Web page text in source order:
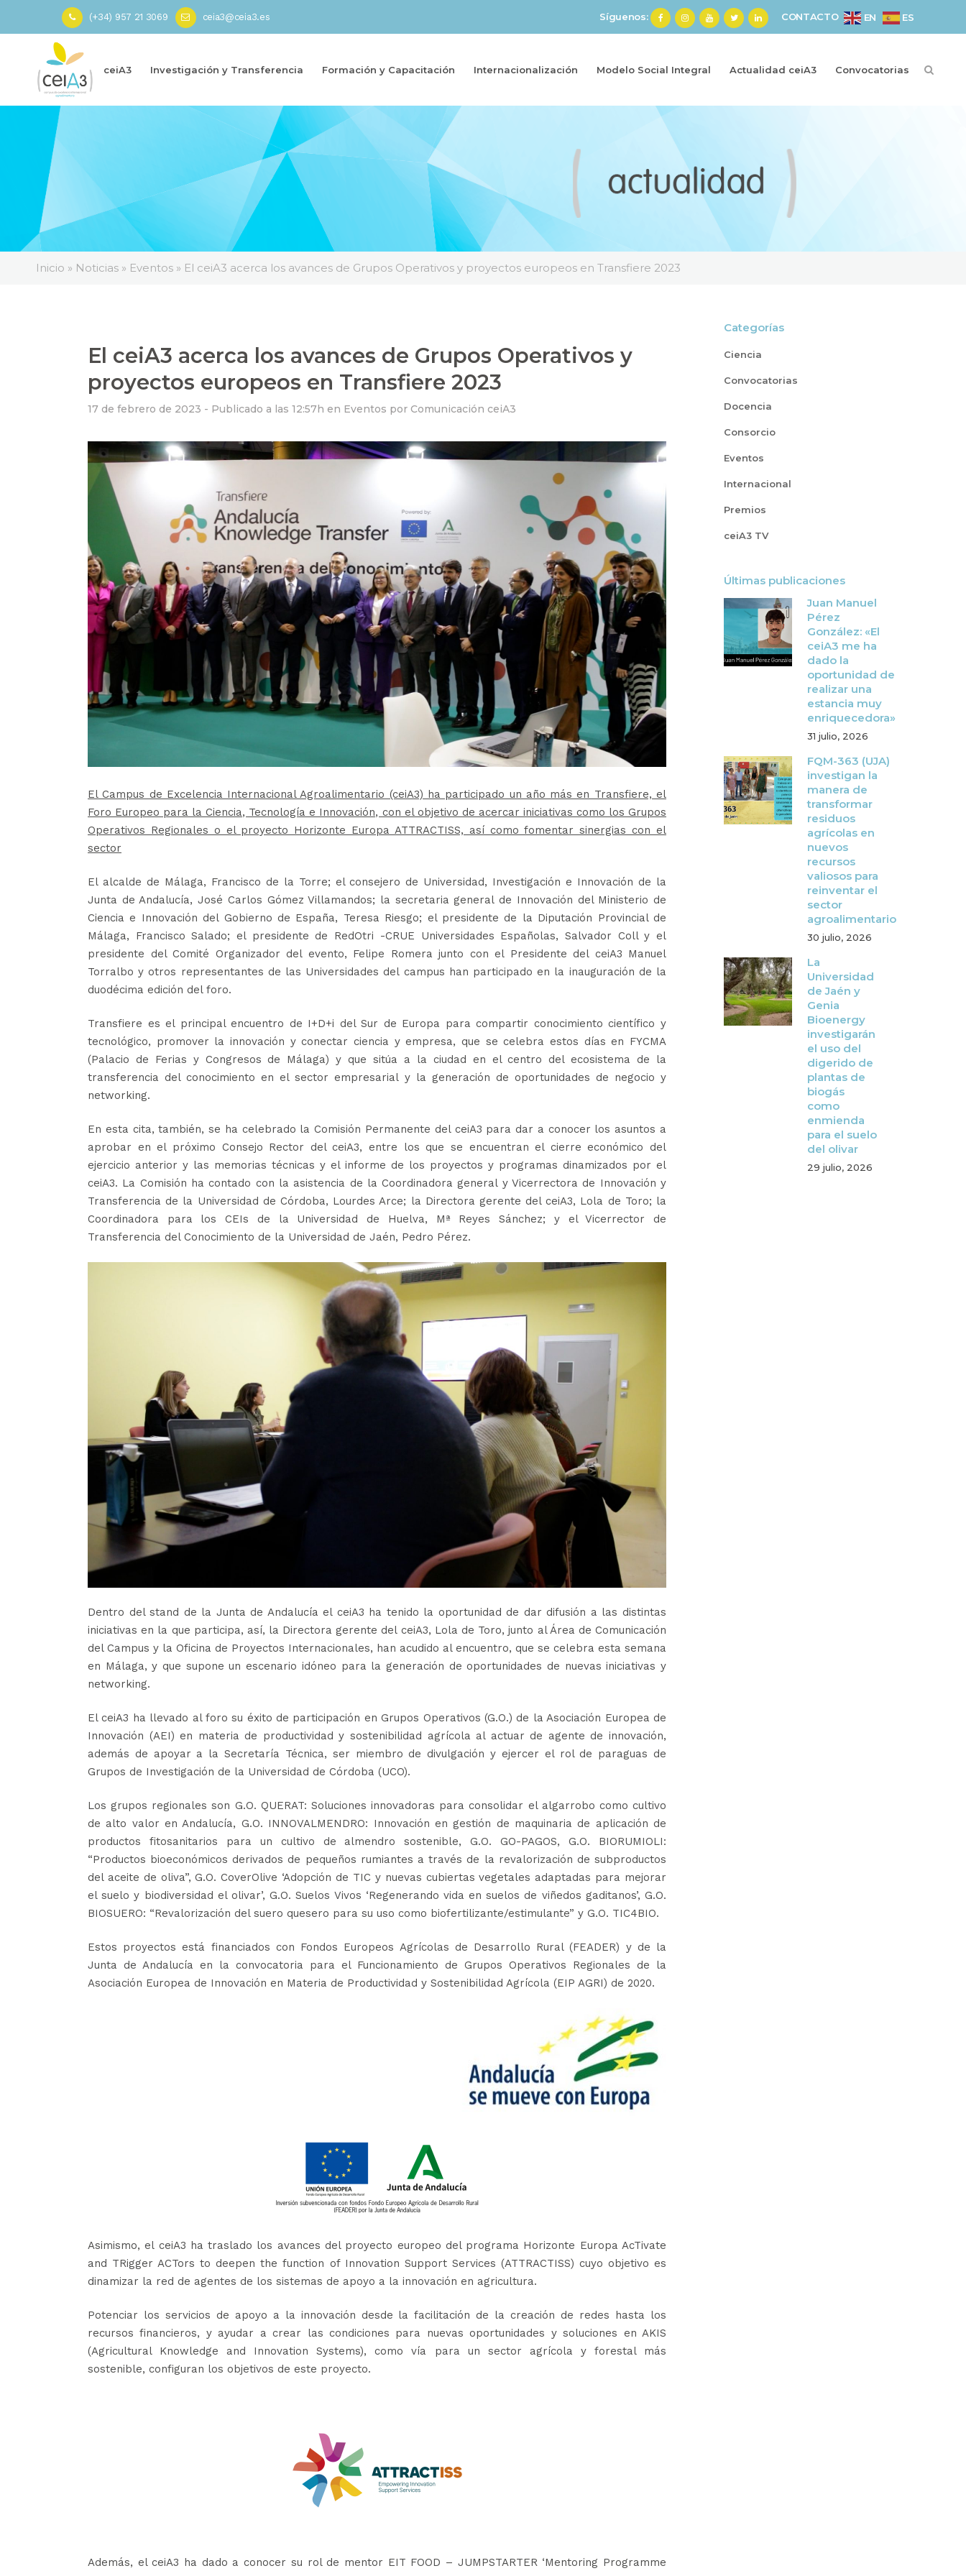
(+34) 957 21 3069 ceia3@ceia3.es Síguenos: CONTACTO EN ES
ceiA3 Investigación y Transferencia Formación y Capacitación Internacionalización Modelo Social Integral Actualidad ceiA3 Convocatorias
Inicio » Noticias » Eventos » El ceiA3 acerca los avances de Grupos Operativos y proyectos europeos en Transfiere 2023
El ceiA3 acerca los avances de Grupos Operativos y
proyectos europeos en Transfiere 2023
17 de febrero de 2023 - Publicado a las 12:57h en Eventos por Comunicación ceiA3
El Campus de Excelencia Internacional Agroalimentario (ceiA3) ha participado un año más en Transfiere, el
Foro Europeo para la Ciencia, Tecnología e Innovación, con el objetivo de acercar iniciativas como los Grupos
Operativos Regionales o el proyecto Horizonte Europa ATTRACTISS, así como fomentar sinergias con el
sector
El alcalde de Málaga, Francisco de la Torre; el consejero de Universidad, Investigación e Innovación de la
Junta de Andalucía, José Carlos Gómez Villamandos; la secretaria general de Innovación del Ministerio de
Ciencia e Innovación del Gobierno de España, Teresa Riesgo; el presidente de la Diputación Provincial de
Málaga, Francisco Salado; el presidente de RedOtri -CRUE Universidades Españolas, Salvador Coll y el
presidente del Comité Organizador del evento, Felipe Romera junto con el Presidente del ceiA3 Manuel
Torralbo y otros representantes de las Universidades del campus han participado en la inauguración de la
duodécima edición del foro.
Transfiere es el principal encuentro de I+D+i del Sur de Europa para compartir conocimiento científico y
tecnológico, promover la innovación y conectar ciencia y empresa, que se celebra estos días en FYCMA
(Palacio de Ferias y Congresos de Málaga) y que sitúa a la ciudad en el centro del ecosistema de la
transferencia del conocimiento en el sector empresarial y la generación de oportunidades de negocio y
networking.
En esta cita, también, se ha celebrado la Comisión Permanente del ceiA3 para dar a conocer los asuntos a
aprobar en el próximo Consejo Rector del ceiA3, entre los que se encuentran el cierre económico del
ejercicio anterior y las memorias técnicas y el informe de los proyectos y programas dinamizados por el
ceiA3. La Comisión ha contado con la asistencia de la Coordinadora general y Vicerrectora de Innovación y
Transferencia de la Universidad de Córdoba, Lourdes Arce; la Directora gerente del ceiA3, Lola de Toro; la
Coordinadora para los CEIs de la Universidad de Huelva, Mª Reyes Sánchez; y el Vicerrector de
Transferencia del Conocimiento de la Universidad de Jaén, Pedro Pérez.
Dentro del stand de la Junta de Andalucía el ceiA3 ha tenido la oportunidad de dar difusión a las distintas
iniciativas en la que participa, así, la Directora gerente del ceiA3, Lola de Toro, junto al Área de Comunicación
del Campus y la Oficina de Proyectos Internacionales, han acudido al encuentro, que se celebra esta semana
en Málaga, y que supone un escenario idóneo para la generación de oportunidades de nuevas iniciativas y
networking.
El ceiA3 ha llevado al foro su éxito de participación en Grupos Operativos (G.O.) de la Asociación Europea de
Innovación (AEI) en materia de productividad y sostenibilidad agrícola al actuar de agente de innovación,
además de apoyar a la Secretaría Técnica, ser miembro de divulgación y ejercer el rol de paraguas de
Grupos de Investigación de la Universidad de Córdoba (UCO).
Los grupos regionales son G.O. QUERAT: Soluciones innovadoras para consolidar el algarrobo como cultivo
de alto valor en Andalucía, G.O. INNOVALMENDRO: Innovación en gestión de maquinaria de aplicación de
productos fitosanitarios para un cultivo de almendro sostenible, G.O. GO-PAGOS, G.O. BIORUMIOLI:
“Productos bioeconómicos derivados de pequeños rumiantes a través de la revalorización de subproductos
del aceite de oliva”, G.O. CoverOlive ‘Adopción de TIC y nuevas cubiertas vegetales adaptadas para mejorar
el suelo y biodiversidad el olivar’, G.O. Suelos Vivos ‘Regenerando vida en suelos de viñedos gaditanos’, G.O.
BIOSUERO: “Revalorización del suero quesero para su uso como biofertilizante/estimulante” y G.O. TIC4BIO.
Estos proyectos está financiados con Fondos Europeos Agrícolas de Desarrollo Rural (FEADER) y de la
Junta de Andalucía en la convocatoria para el Funcionamiento de Grupos Operativos Regionales de la
Asociación Europea de Innovación en Materia de Productividad y Sostenibilidad Agrícola (EIP AGRI) de 2020.
Asimismo, el ceiA3 ha traslado los avances del proyecto europeo del programa Horizonte Europa AcTivate
and TRigger ACTors to deepen the function of Innovation Support Services (ATTRACTISS) cuyo objetivo es
dinamizar la red de agentes de los sistemas de apoyo a la innovación en agricultura.
Potenciar los servicios de apoyo a la innovación desde la facilitación de la creación de redes hasta los
recursos financieros, y ayudar a crear las condiciones para nuevas oportunidades y soluciones en AKIS
(Agricultural Knowledge and Innovation Systems), como vía para un sector agrícola y forestal más
sostenible, configuran los objetivos de este proyecto.
Además, el ceiA3 ha dado a conocer su rol de mentor EIT FOOD – JUMPSTARTER ‘Mentoring Programme
Categorías
Ciencia
Convocatorias
Docencia
Consorcio
Eventos
Internacional
Premios
ceiA3 TV
Últimas publicaciones
Juan Manuel
Pérez
González: «El
ceiA3 me ha
dado la
oportunidad de
realizar una
estancia muy
enriquecedora»
31 julio, 2026
FQM-363 (UJA)
investigan la
manera de
transformar
residuos
agrícolas en
nuevos
recursos
valiosos para
reinventar el
sector
agroalimentario
30 julio, 2026
La
Universidad
de Jaén y
Genia
Bioenergy
investigarán
el uso del
digerido de
plantas de
biogás
como
enmienda
para el suelo
del olivar
29 julio, 2026